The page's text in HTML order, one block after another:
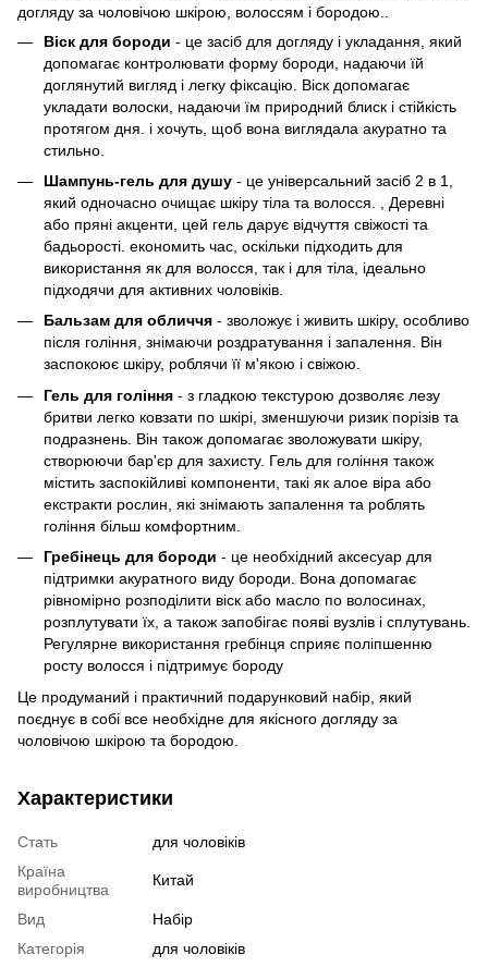
догляду за чоловічою шкірою, волоссям і бородою..
Віск для бороди - це засіб для догляду і укладання, який
допомагає контролювати форму бороди, надаючи їй
доглянутий вигляд і легку фіксацію. Віск допомагає
укладати волоски, надаючи їм природний блиск і стійкість
протягом дня. і хочуть, щоб вона виглядала акуратно та
стильно.
Шампунь-гель для душу - це універсальний засіб 2 в 1,
який одночасно очищає шкіру тіла та волосся. , Деревні
або пряні акценти, цей гель дарує відчуття свіжості та
бадьорості. економить час, оскільки підходить для
використання як для волосся, так і для тіла, ідеально
підходячи для активних чоловіків.
Бальзам для обличчя - зволожує і живить шкіру, особливо
після гоління, знімаючи роздратування і запалення. Він
заспокоює шкіру, роблячи її м'якою і свіжою.
Гель для гоління - з гладкою текстурою дозволяє лезу
бритви легко ковзати по шкірі, зменшуючи ризик порізів та
подразнень. Він також допомагає зволожувати шкіру,
створюючи бар'єр для захисту. Гель для гоління також
містить заспокійливі компоненти, такі як алое віра або
екстракти рослин, які знімають запалення та роблять
гоління більш комфортним.
Гребінець для бороди - це необхідний аксесуар для
підтримки акуратного виду бороди. Вона допомагає
рівномірно розподілити віск або масло по волосинах,
розплутувати їх, а також запобігає появі вузлів і сплутувань.
Регулярне використання гребінця сприяє поліпшенню
росту волосся і підтримує бороду
Це продуманий і практичний подарунковий набір, який
поєднує в собі все необхідне для якісного догляду за
чоловічою шкірою та бородою.
Характеристики
Стать
для чоловіків
Країна
виробництва
Китай
Вид
Набір
Категорія
для чоловіків